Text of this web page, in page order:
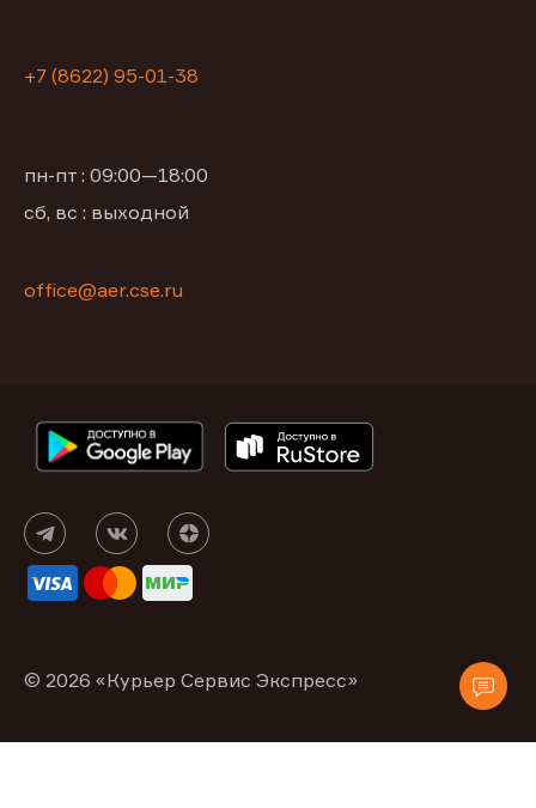
+7 (8622) 95-01-38
пн-пт : 09:00—18:00
сб, вс : выходной
office@aer.cse.ru
© 2026 «Курьер Сервис Экспресс»